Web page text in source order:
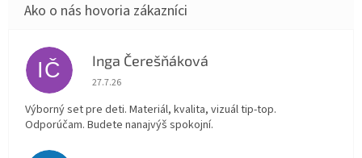
IČ Inga Čerešňáková
Hodnotenie obchodu je 5 z 5 hviezdičiek.
27.7.26
Výborný set pre deti. Materiál, kvalita, vizuál tip-top.
Odporúčam. Budete nanajvýš spokojní.